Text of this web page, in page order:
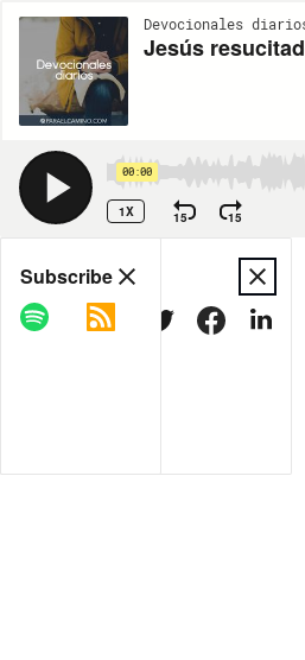
Devocionales
00:00
1X 15 15
Share
COPY LINK
Subscribe